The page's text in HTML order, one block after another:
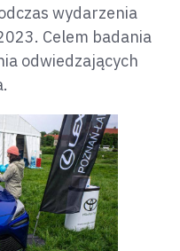
wydarzenia
Celem badania
odwiedzających